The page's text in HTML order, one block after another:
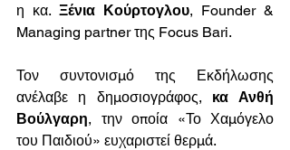
η κα. Ξένια Κούρτογλου, Founder &
Managing partner της Focus Bari.
Τον συντονισμό της Εκδήλωσης
ανέλαβε η δημοσιογράφος, κα Ανθή
Βούλγαρη, την οποία «Το Χαμόγελο
του Παιδιού» ευχαριστεί θερμά.